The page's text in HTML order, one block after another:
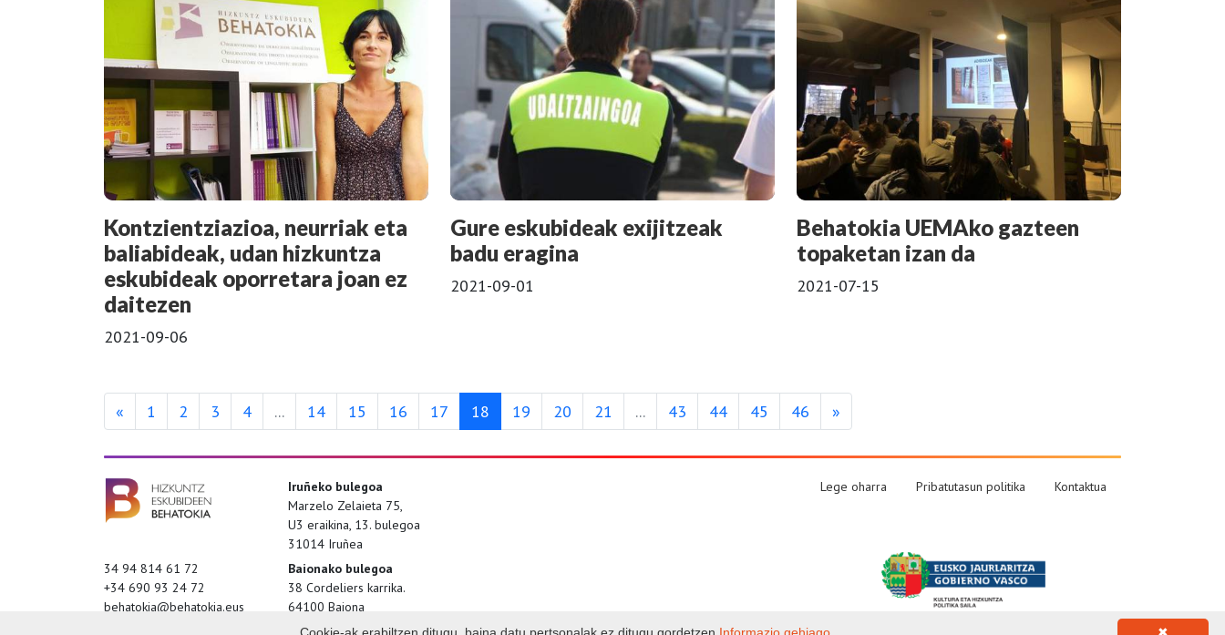
Kontzientziazioa, neurriak eta
baliabideak, udan hizkuntza
eskubideak oporretara joan ez
daitezen
2021-09-06
Gure eskubideak exijitzeak
badu eragina
2021-09-01
Behatokia UEMAko gazteen
topaketan izan da
2021-07-15
« 1 2 3 4 ... 14 15 16 17 18 19 20 21 ... 43 44 45 46 »
34 94 814 61 72
+34 690 93 24 72
behatokia@behatokia.eus
Iruñeko bulegoa
Marzelo Zelaieta 75,
U3 eraikina, 13. bulegoa
31014 Iruñea
Baionako bulegoa
38 Cordeliers karrika.
64100 Baiona
Lege oharra Pribatutasun politika Kontaktua